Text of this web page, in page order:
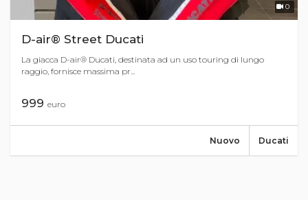
0
D-air® Street Ducati
La giacca D-air® Ducati, destinata ad un uso touring di lungo
raggio, fornisce massima pr...
999 euro
Ducati
Nuovo